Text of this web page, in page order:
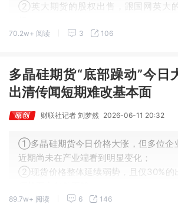
②英大期货的股权出售，跟国网英大
③随着新一轮股权变更落地，英大期
70.2w+ 阅读 3 106
多晶硅期货“底部躁动”今日
出清传闻短期难改基本面
财联社记者 刘梦然 2026-06-11 20:32
①多晶硅期货今日价格大涨，但多位企
近期尚未在产业端看到明显变化；
②现货价格整体延续弱势，且仅30%的
89.7w+ 阅读 6 146